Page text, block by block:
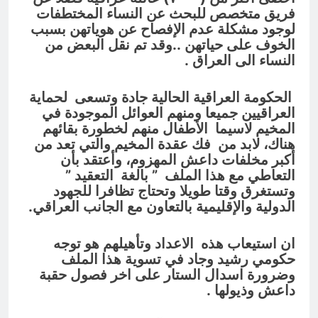
فريق متخصص للبحث عن النساء المختطفات
لوجود مشكلة عدم الإفصاح عن هوياتهن بسبب
الخوف على حياتهن ..وقد تم نقل البعض من
النساء الى العراق .
الحكومة العراقية الحالية جادة وتسعى لحماية
العراقيين جميعا ومنهم العوائل الموجودة في
المخيم لاسيما الأطفال منهم لخطورة بقائهم
هناك، لابد من فك عقدة المخيم والتي تعد من
أكبر مخلفات داعش المهزوم، وأعتقد بأن
التعاطي مع هذا الملف ” بالغة التعقيد ”
وتستغرق وقتا طويلا وتحتاج تظافرا للجهود
الدولية والإقليمية بالتعاون مع الجانب العراقي.
ان استيعاب هذه الاعداد وتأهيلهم هو توجه
حكومي رشيد وجاد في تسوية هذا الملف
وضرورة اسدال الستار على اخر فصول حقبة
داعش وذيولها .